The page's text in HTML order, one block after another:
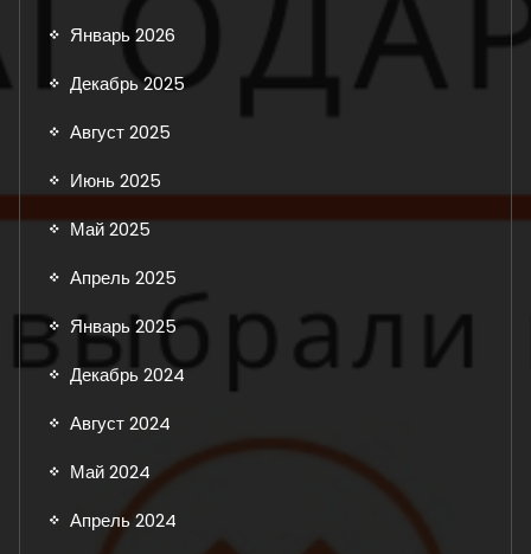
Январь 2026
Декабрь 2025
Август 2025
Июнь 2025
Май 2025
Апрель 2025
Январь 2025
Декабрь 2024
Август 2024
Май 2024
Апрель 2024